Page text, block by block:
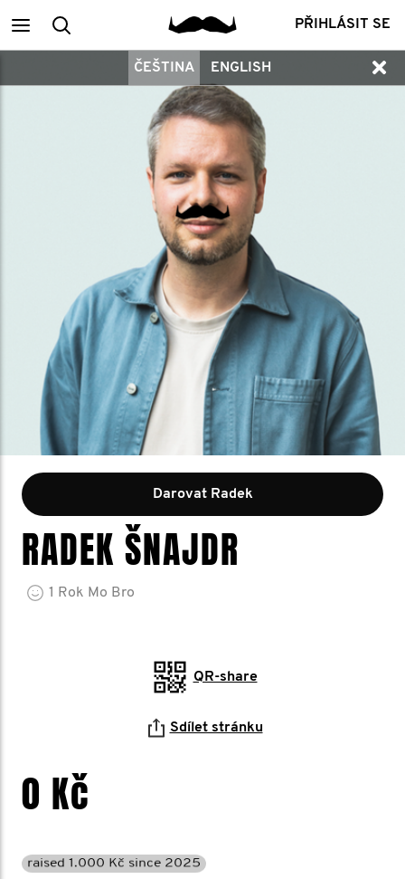
MainVyhledání PŘIHLÁSIT SE
ČEŠTINA ENGLISH
Darovat Radek
RADEK ŠNAJDR
1 Rok Mo Bro
QR-share
Sdílet stránku
0 Kč
raised 1.000 Kč since 2025